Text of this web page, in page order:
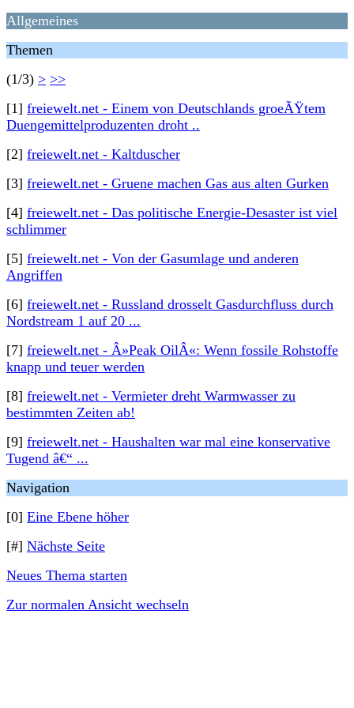
Allgemeines
Themen
(1/3) > >>
[1] freiewelt.net - Einem von Deutschlands groeÃŸtem
Duengemittelproduzenten droht ..
[2] freiewelt.net - Kaltduscher
[3] freiewelt.net - Gruene machen Gas aus alten Gurken
[4] freiewelt.net - Das politische Energie-Desaster ist viel
schlimmer
[5] freiewelt.net - Von der Gasumlage und anderen
Angriffen
[6] freiewelt.net - Russland drosselt Gasdurchfluss durch
Nordstream 1 auf 20 ...
[7] freiewelt.net - Â»Peak OilÂ«: Wenn fossile Rohstoffe
knapp und teuer werden
[8] freiewelt.net - Vermieter dreht Warmwasser zu
bestimmten Zeiten ab!
[9] freiewelt.net - Haushalten war mal eine konservative
Tugend â€“ ...
Navigation
[0] Eine Ebene höher
[#] Nächste Seite
Neues Thema starten
Zur normalen Ansicht wechseln